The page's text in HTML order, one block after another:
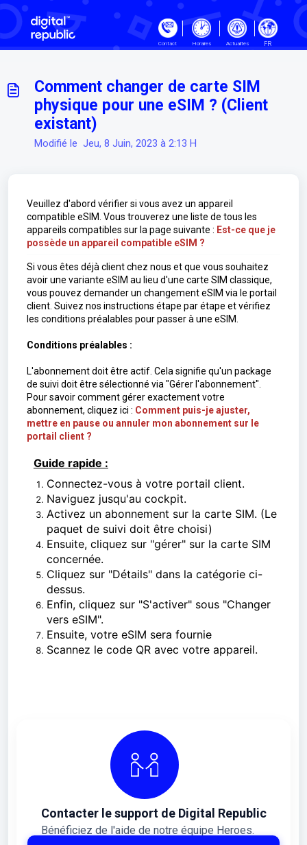
Passer au contenu principal
Contact Horaires Actualités FR
Comment changer de carte SIM
physique pour une eSIM ? (Client
existant)
Modifié le Jeu, 8 Juin, 2023 à 2:13 H
Veuillez d'abord vérifier si vous avez un appareil
compatible eSIM. Vous trouverez une liste de tous les
appareils compatibles sur la page suivante : Est-ce que je
possède un appareil compatible eSIM ?
Si vous êtes déjà client chez nous et que vous souhaitez
avoir une variante eSIM au lieu d'une carte SIM classique,
vous pouvez demander un changement eSIM via le portail
client. Suivez nos instructions étape par étape et vérifiez
les conditions préalables pour passer à une eSIM.
Conditions préalables :
L'abonnement doit être actif. Cela signifie qu'un package
de suivi doit être sélectionné via "Gérer l'abonnement".
Pour savoir comment gérer exactement votre
abonnement, cliquez ici : Comment puis-je ajuster,
mettre en pause ou annuler mon abonnement sur le
portail client ?
Guide rapide :
Connectez-vous à votre portail client.
Naviguez jusqu'au cockpit.
Activez un abonnement sur la carte SIM. (Le
paquet de suivi doit être choisi)
Ensuite, cliquez sur "gérer" sur la carte SIM
concernée.
Cliquez sur "Détails" dans la catégorie ci-
dessus.
Enfin, cliquez sur "S'activer" sous "Changer
vers eSIM".
Ensuite, votre eSIM sera fournie
Scannez le code QR avec votre appareil.
Contacter le support de Digital Republic
Bénéficiez de l'aide de notre équipe Heroes.